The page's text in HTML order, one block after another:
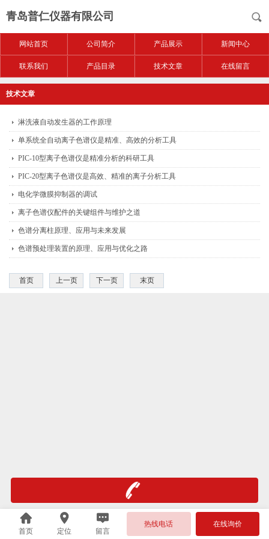
青岛普仁仪器有限公司
网站首页 公司简介 产品展示 新闻中心
联系我们 产品目录 技术文章 在线留言
技术文章
淋洗液自动发生器的工作原理
单系统全自动离子色谱仪是精准、高效的分析工具
PIC-10型离子色谱仪是精准分析的科研工具
PIC-20型离子色谱仪是高效、精准的离子分析工具
电化学微膜抑制器的调试
离子色谱仪配件的关键组件与维护之道
色谱分离柱原理、应用与未来发展
色谱预处理装置的原理、应用与优化之路
首页 上一页 下一页 末页
首页 定位 留言
热线电话 在线询价